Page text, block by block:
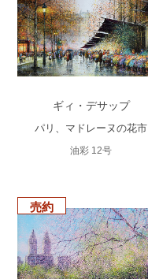
ギィ・デサップ
パリ、マドレーヌの花市
油彩 12号
売約